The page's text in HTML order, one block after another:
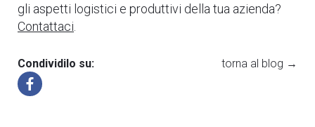
gli aspetti logistici e produttivi della tua azienda?
Contattaci
Condividilo su: torna al blog →